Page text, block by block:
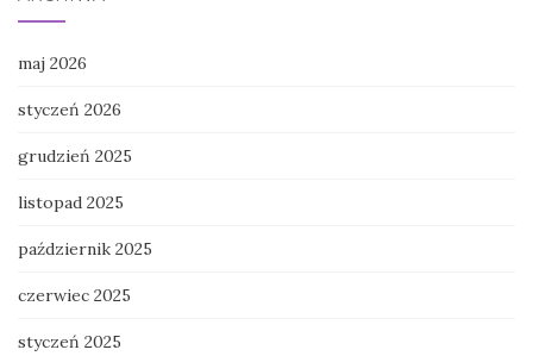
maj 2026
styczeń 2026
grudzień 2025
listopad 2025
październik 2025
czerwiec 2025
styczeń 2025